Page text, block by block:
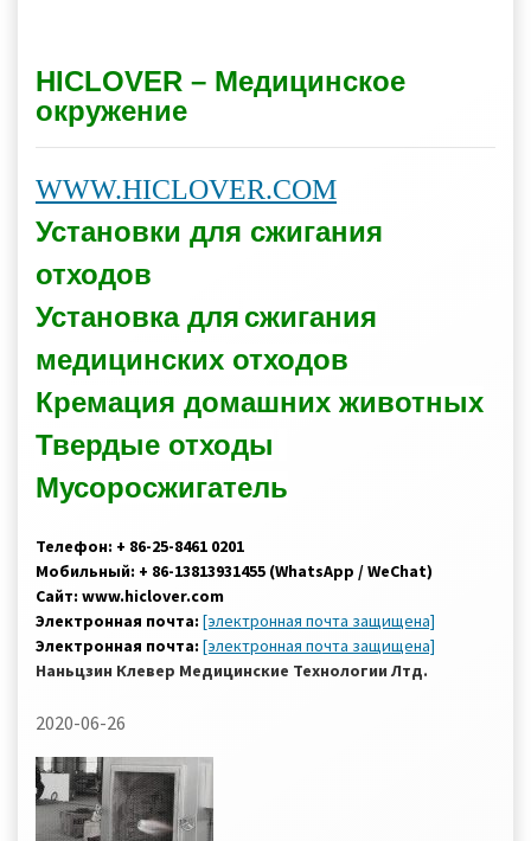
HICLOVER – Медицинское
окружение
WWW.HICLOVER.COM
Установки для сжигания
отходов
Установка для сжигания
медицинских отходов
Кремация домашних животных
Твердые отходы
Мусоросжигатель
Телефон: + 86-25-8461 0201
Мобильный: + 86-13813931455 (WhatsApp / WeChat)
Сайт: www.hiclover.com
Электронная почта: [электронная почта защищена]
Электронная почта: [электронная почта защищена]
Наньцзин Клевер Медицинские Технологии Лтд.
2020-06-26